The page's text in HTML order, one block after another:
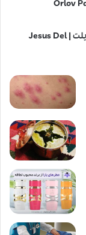
عطر ادکلن جسوس دل پوزو عربین نایتس ادو تویلت | Jesus Del